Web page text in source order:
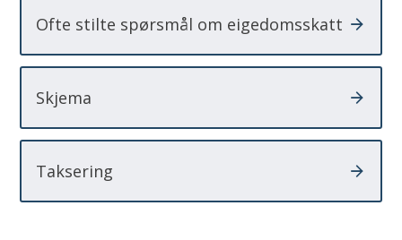
Ofte stilte spørsmål om eigedomsskatt
Skjema
Taksering